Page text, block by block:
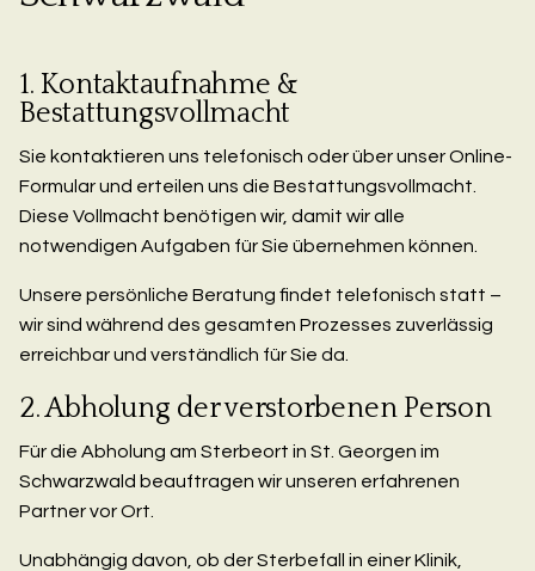
1. Kontaktaufnahme &
Bestattungsvollmacht
Sie kontaktieren uns telefonisch oder über unser Online-
Formular und erteilen uns die Bestattungsvollmacht.
Diese Vollmacht benötigen wir, damit wir alle
notwendigen Aufgaben für Sie übernehmen können.
Unsere persönliche Beratung findet telefonisch statt –
wir sind während des gesamten Prozesses zuverlässig
erreichbar und verständlich für Sie da.
2. Abholung der verstorbenen Person
Für die Abholung am Sterbeort in St. Georgen im
Schwarzwald beauftragen wir unseren erfahrenen
Partner vor Ort.
Unabhängig davon, ob der Sterbefall in einer Klinik,